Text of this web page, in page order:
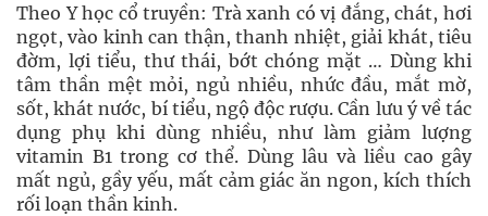
Theo Y học cổ truyền: Trà xanh có vị đắng, chát, hơi
ngọt, vào kinh can thận, thanh nhiệt, giải khát, tiêu
đờm, lợi tiểu, thư thái, bớt chóng mặt … Dùng khi
tâm thần mệt mỏi, ngủ nhiều, nhức đầu, mắt mờ,
sốt, khát nước, bí tiểu, ngộ độc rượu. Cần lưu ý về tác
dụng phụ khi dùng nhiều, như làm giảm lượng
vitamin B1 trong cơ thể. Dùng lâu và liều cao gây
mất ngủ, gầy yếu, mất cảm giác ăn ngon, kích thích
rối loạn thần kinh.